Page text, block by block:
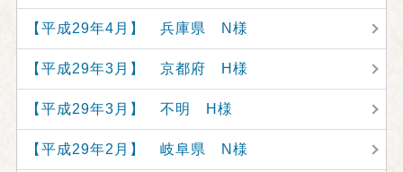
【平成29年4月】 兵庫県 N様
【平成29年3月】 京都府 H様
【平成29年3月】 不明 H様
【平成29年2月】 岐阜県 N様